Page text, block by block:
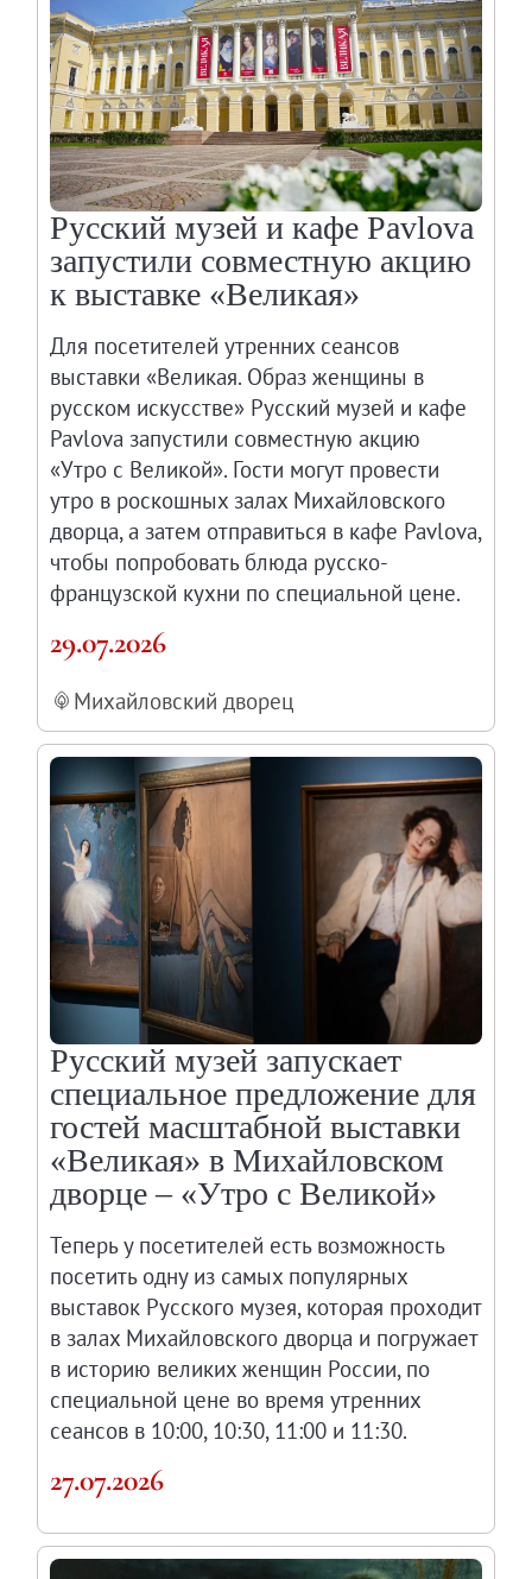
Русский музей и кафе Pavlova
запустили совместную акцию
к выставке «Великая»
Для посетителей утренних сеансов
выставки «Великая. Образ женщины в
русском искусстве» Русский музей и кафе
Pavlova запустили совместную акцию
«Утро с Великой». Гости могут провести
утро в роскошных залах Михайловского
дворца, а затем отправиться в кафе Pavlova,
чтобы попробовать блюда русско-
французской кухни по специальной цене.
29.07.2026
Михайловский дворец
Русский музей запускает
специальное предложение для
гостей масштабной выставки
«Великая» в Михайловском
дворце – «Утро с Великой»
Теперь у посетителей есть возможность
посетить одну из самых популярных
выставок Русского музея, которая проходит
в залах Михайловского дворца и погружает
в историю великих женщин России, по
специальной цене во время утренних
сеансов в 10:00, 10:30, 11:00 и 11:30.
27.07.2026